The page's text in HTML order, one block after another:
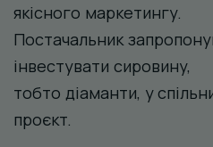
якісного маркетингу.
Постачальник
інвестувати сировину,
тобто діаманти, у
проєкт.